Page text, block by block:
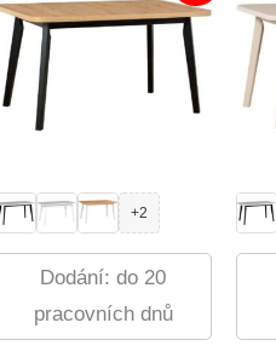
+2
Dodání: do 20
pracovních dnů